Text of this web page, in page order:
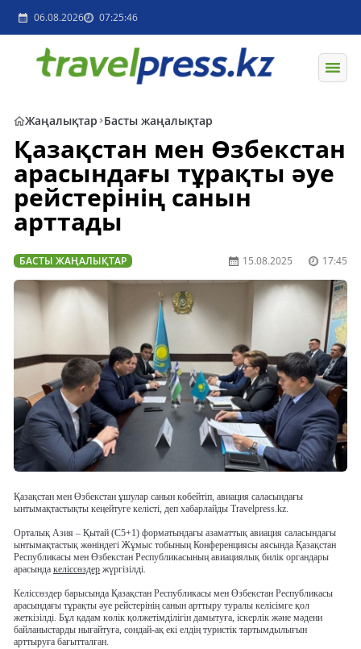
06.08.2026 07:25:46
Жаңалықтар Басты жаңалықтар
Қазақстан мен Өзбекстан
арасындағы тұрақты әуе
рейстерінің санын
арттады
БАСТЫ ЖАҢАЛЫҚТАР 15.08.2025 17:45
Қазақстан мен Өзбекстан ұшулар санын көбейтіп, авиация саласындағы
ынтымақтастықты кеңейтуге келісті, деп хабарлайды Travelpress.kz.
Орталық Азия – Қытай (С5+1) форматындағы азаматтық авиация саласындағы
ынтымақтастық жөніндегі Жұмыс тобының Конференциясы аясында Қазақстан
Республикасы мен Өзбекстан Республикасының авиациялық билік органдары
арасында келіссөздер жүргізілді.
Келіссөздер барысында Қазақстан Республикасы мен Өзбекстан Республикасы
арасындағы тұрақты әуе рейстерінің санын арттыру туралы келісімге қол
жеткізілді. Бұл қадам көлік қолжетімділігін дамытуға, іскерлік және мәдени
байланыстарды нығайтуға, сондай-ақ екі елдің туристік тартымдылығын
арттыруға бағытталған.